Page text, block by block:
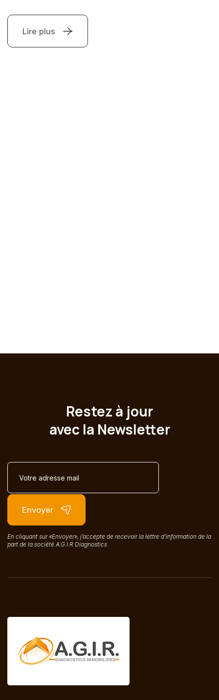
Lire plus
Restez à jour
avec la Newsletter
Envoyer
En cliquant sur «Envoyer», j’accepte de recevoir la lettre d’information de la
part de la société A.G.I.R Diagnostics